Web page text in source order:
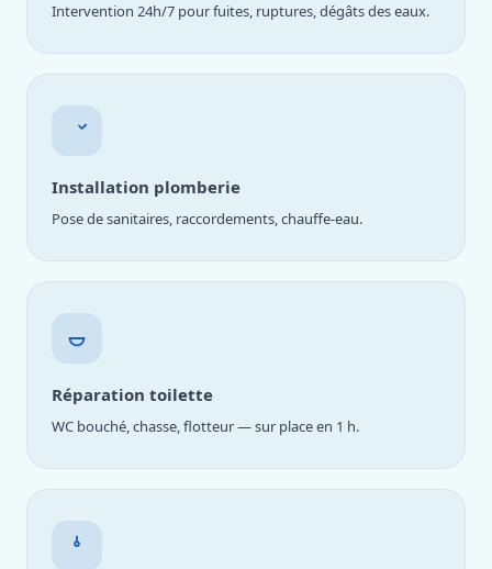
Intervention 24h/7 pour fuites, ruptures, dégâts des eaux.
Installation plomberie
Pose de sanitaires, raccordements, chauffe-eau.
Réparation toilette
WC bouché, chasse, flotteur — sur place en 1 h.